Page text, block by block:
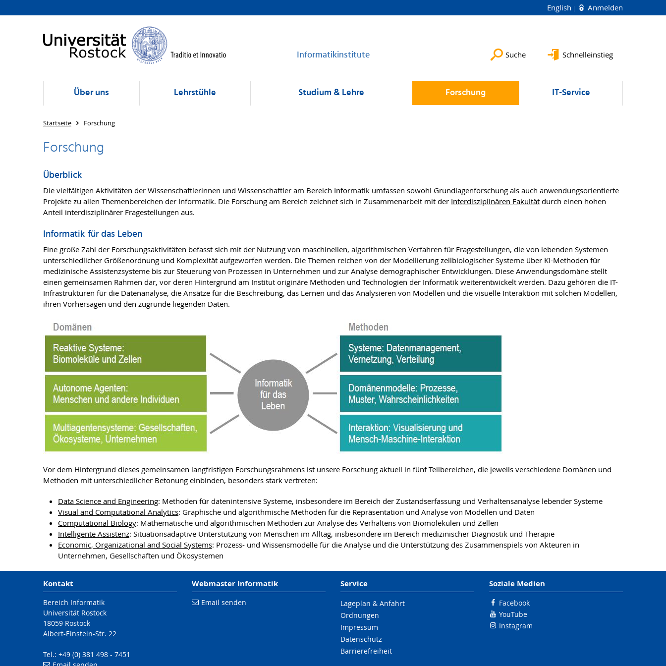
English Anmelden
Informatikinstitute Suche Schnelleinstieg
Über uns Lehrstühle Studium & Lehre Forschung IT-Service
Startseite Forschung
Forschung
Überblick
Die vielfältigen Aktivitäten der Wissenschaftlerinnen und Wissenschaftler am Bereich Informatik umfassen sowohl Grundlagenforschung als auch anwendungsorientierte
Projekte zu allen Themenbereichen der Informatik. Die Forschung am Bereich zeichnet sich in Zusammenarbeit mit der Interdisziplinären Fakultät durch einen hohen
Anteil interdisziplinärer Fragestellungen aus.
Informatik für das Leben
Eine große Zahl der Forschungsaktivitäten befasst sich mit der Nutzung von maschinellen, algorithmischen Verfahren für Fragestellungen, die von lebenden Systemen
unterschiedlicher Größenordnung und Komplexität aufgeworfen werden. Die Themen reichen von der Modellierung zellbiologischer Systeme über KI-Methoden für
medizinische Assistenzsysteme bis zur Steuerung von Prozessen in Unternehmen und zur Analyse demographischer Entwicklungen. Diese Anwendungsdomäne stellt
einen gemeinsamen Rahmen dar, vor deren Hintergrund am Institut originäre Methoden und Technologien der Informatik weiterentwickelt werden. Dazu gehören die IT-
Infrastrukturen für die Datenanalyse, die Ansätze für die Beschreibung, das Lernen und das Analysieren von Modellen und die visuelle Interaktion mit solchen Modellen,
ihren Vorhersagen und den zugrunde liegenden Daten.
Vor dem Hintergrund dieses gemeinsamen langfristigen Forschungsrahmens ist unsere Forschung aktuell in fünf Teilbereichen, die jeweils verschiedene Domänen und
Methoden mit unterschiedlicher Betonung einbinden, besonders stark vertreten:
Data Science and Engineering: Methoden für datenintensive Systeme, insbesondere im Bereich der Zustandserfassung und Verhaltensanalyse lebender Systeme
Visual and Computational Analytics: Graphische und algorithmische Methoden für die Repräsentation und Analyse von Modellen und Daten
Computational Biology: Mathematische und algorithmischen Methoden zur Analyse des Verhaltens von Biomolekülen und Zellen
Intelligente Assistenz: Situationsadaptive Unterstützung von Menschen im Alltag, insbesondere im Bereich medizinischer Diagnostik und Therapie
Economic, Organizational and Social Systems: Prozess- und Wissensmodelle für die Analyse und die Unterstützung des Zusammenspiels von Akteuren in
Unternehmen, Gesellschaften und Ökosystemen
Kontakt
Bereich Informatik
Universität Rostock
18059 Rostock
Albert-Einstein-Str. 22
Tel.: +49 (0) 381 498 - 7451
Webmaster Informatik
Email senden
Service
Lageplan & Anfahrt
Ordnungen
Impressum
Datenschutz
Barrierefreiheit
Soziale Medien
Facebook
YouTube
Instagram